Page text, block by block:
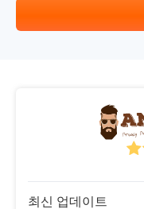
최신 업데이트